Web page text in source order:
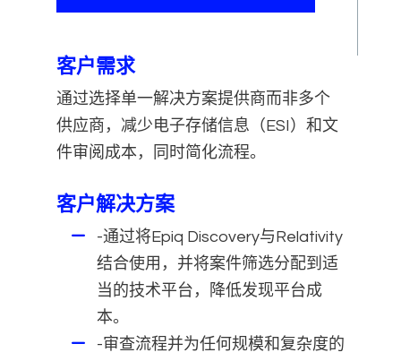
客户需求
通过选择单一解决方案提供商而非多个
供应商，减少电子存储信息（ESI）和文
件审阅成本，同时简化流程。
客户解决方案
-通过将Epiq Discovery与Relativity
结合使用，并将案件筛选分配到适
当的技术平台，降低发现平台成
本。
-审查流程并为任何规模和复杂度的